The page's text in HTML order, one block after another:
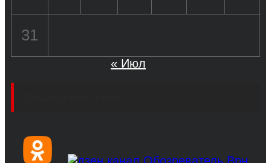
31
« Июл